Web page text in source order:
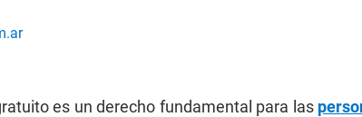
es un derecho fundamental para las